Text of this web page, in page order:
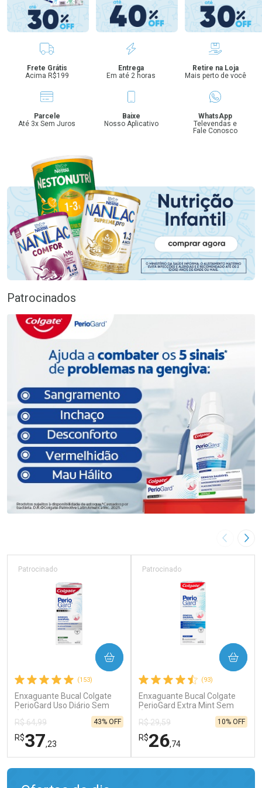
Benefícios
Frete Grátis
Acima R$199
Entrega
Em até 2 horas
Retire na Loja
Mais perto de você
Parcele
Até 3x Sem Juros
Baixe
Nosso Aplicativo
WhatsApp
Televendas e
Fale Conosco
Patrocinados
Imagem
(153)
Enxaguante Bucal Colgate
PerioGard Uso Diário Sem
Patrocinado
R$ 64,99
R$37,23
43% OFF
COMPRAR
(93)
Enxaguante Bucal Colgate
PerioGard Extra Mint Sem
Patrocinado
R$ 29,59
R$26,74
10% OFF
COMPRAR